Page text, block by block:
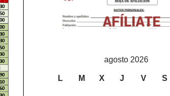
agosto 2026
L M X J V S